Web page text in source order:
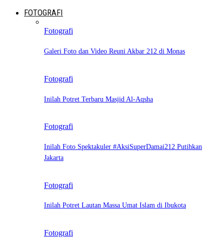
FOTOGRAFI
Fotografi
Galeri Foto dan Video Reuni Akbar 212 di Monas
Fotografi
Inilah Potret Terbaru Masjid Al-Aqsha
Fotografi
Inilah Foto Spektakuler #AksiSuperDamai212 Putihkan
Jakarta
Fotografi
Inilah Potret Lautan Massa Umat Islam di Ibukota
Fotografi